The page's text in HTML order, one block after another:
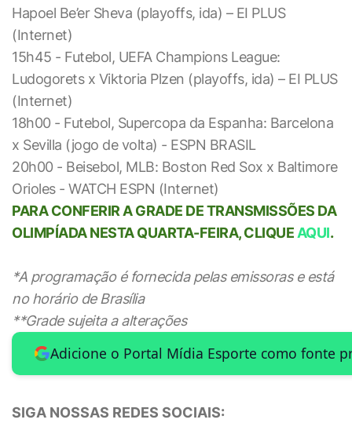
Hapoel Be’er Sheva (playoffs, ida) – EI PLUS
(Internet)
15h45 - Futebol, UEFA Champions League:
Ludogorets x Viktoria Plzen (playoffs, ida) – EI PLUS
(Internet)
18h00 - Futebol, Supercopa da Espanha: Barcelona
x Sevilla (jogo de volta) - ESPN BRASIL
20h00 - Beisebol, MLB: Boston Red Sox x Baltimore
Orioles - WATCH ESPN (Internet)
PARA CONFERIR A GRADE DE TRANSMISSÕES DA
OLIMPÍADA NESTA QUARTA-FEIRA, CLIQUE AQUI.
*A programação é fornecida pelas emissoras e está
no horário de Brasília
**Grade sujeita a alterações
Adicione o Portal Mídia Esporte como fonte
SIGA NOSSAS REDES SOCIAIS: